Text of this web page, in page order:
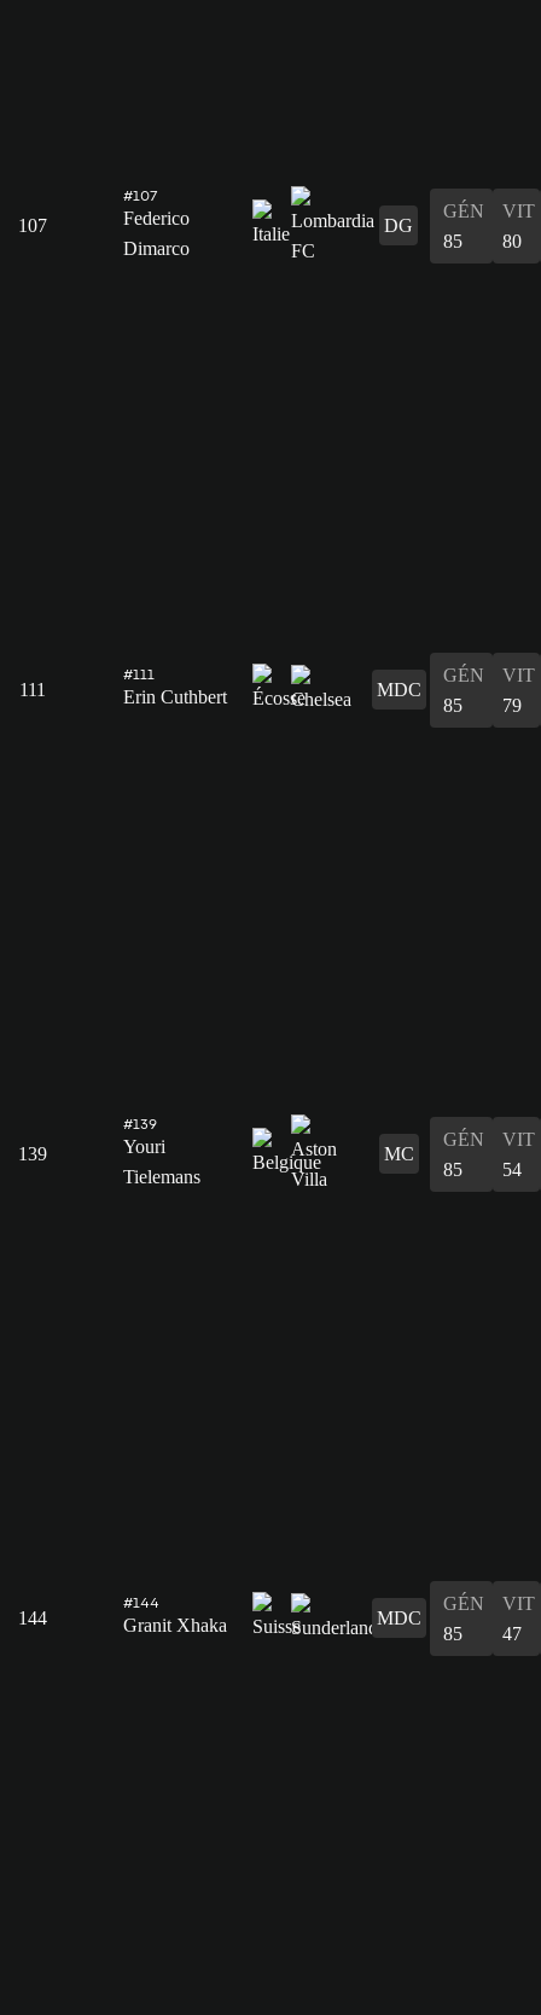
107
#107
Federico
Dimarco
DG
GÉN
85
VIT
80
111
#111
Erin Cuthbert MDC
GÉN
85
VIT
79
139
#139
Youri
Tielemans
MC
GÉN
85
VIT
54
144
#144
Granit Xhaka MDC
GÉN
85
VIT
47